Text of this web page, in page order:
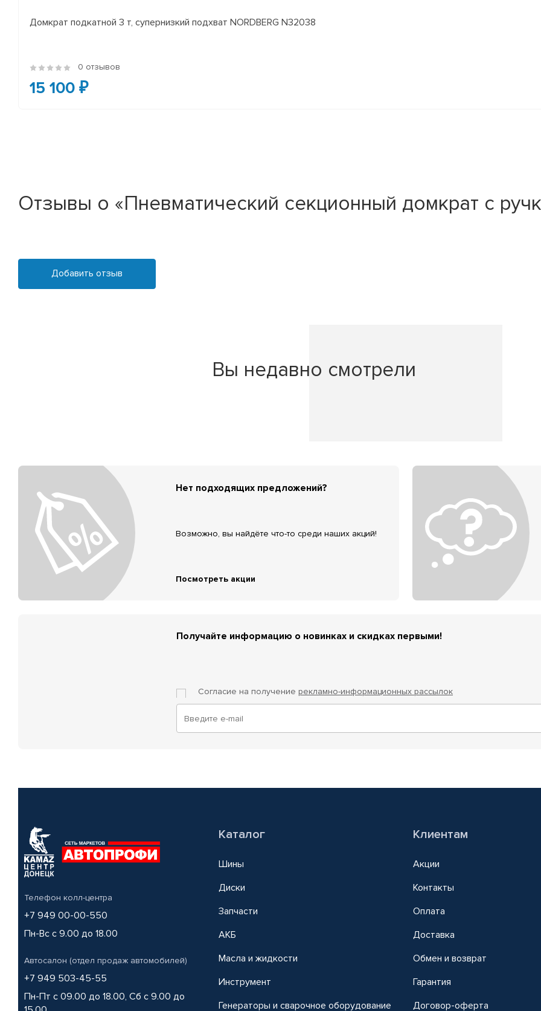
Домкрат подкатной 3 т, супернизкий подхват NORDBERG N32038
0 отзывов
15 100 ₽
Отзывы о «Пневматический секционный домкрат с
Добавить отзыв
Вы недавно смотрели
Нет подходящих предложений?
Возможно, вы найдёте что-то среди наших акций!
Посмотреть акции
Получайте информацию о новинках и скидках первыми!
Согласие на получение рекламно-информационных рассылок
Телефон колл-центра
+7 949 00-00-550
Пн-Вс с 9.00 до 18.00
Автосалон (отдел продаж автомобилей)
+7 949 503-45-55
Пн-Пт с 09.00 до 18.00, Сб с 9.00 до
Каталог
Шины
Диски
Запчасти
АКБ
Масла и жидкости
Инструмент
Генераторы и сварочное оборудование
Клиентам
Акции
Контакты
Оплата
Доставка
Обмен и возврат
Гарантия
Договор-оферта